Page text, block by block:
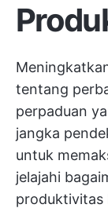
tentang
perpaduan
jangka
untuk
jelajahi
produktivitas